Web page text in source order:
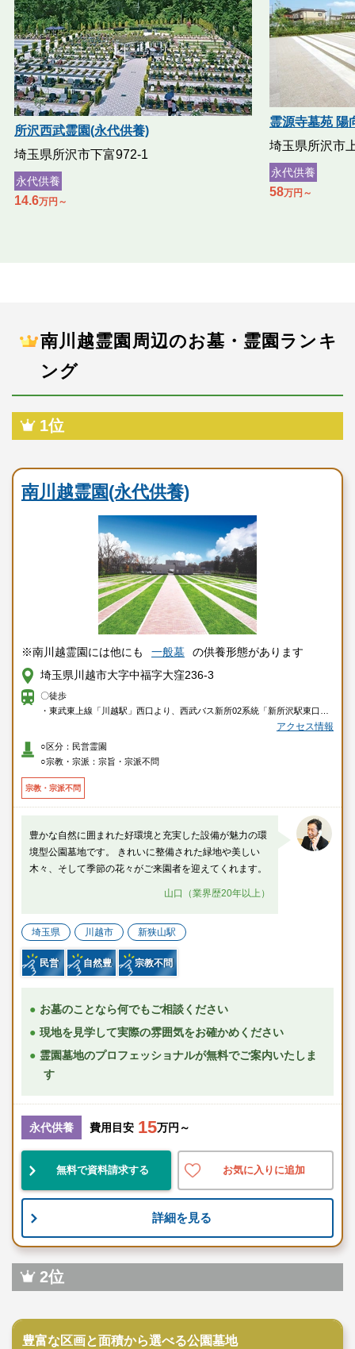
所沢西武霊園(永代供養)
埼玉県所沢市下富972-1
永代供養
14.6万円～
霊源寺墓苑 陽
埼玉県所沢市
永代供養
58万円～
南川越霊園周辺のお墓・霊園ランキ
ング
1位
南川越霊園(永代供養)
※南川越霊園には他にも 一般墓
の供養形態があります
埼玉県川越市大字中福字大窪236-3
〇徒歩
・東武東上線「川越駅」西口より、西武バス新所02系統「新所沢駅東口」
・西武新宿線「本川越駅」西武バス新所02系統「新所沢駅東口」行きにて
約24分、「下赤坂」下車→徒歩で約10分
きにて約25分、「下赤坂」下車→徒歩で約10分
〇車
・国道16号線「上奥富（中）交差点」より車で約9分
・国道254号線「亀久保交差点」より車で約8分
アクセス情報
○区分：民営霊園
○宗教・宗派：宗旨・宗派不問
宗教・宗派不問
豊かな自然に囲まれた好環境と充実した設備が魅力の環
境型公園墓地です。 きれいに整備された緑地や美しい
木々、そして季節の花々がご来園者を迎えてくれます。
山口（業界歴20年以上）
埼玉県 川越市 新狭山駅
民営 自然豊 宗教不問
お墓のことなら何でもご相談ください
現地を見学して実際の雰囲気をお確かめください
霊園墓地のプロフェッショナルが無料でご案内いたしま
す
永代供養 費用目安 15万円～
無料で資料請求する お気に入りに追加
詳細を見る
2位
豊富な区画と面積から選べる公園墓地